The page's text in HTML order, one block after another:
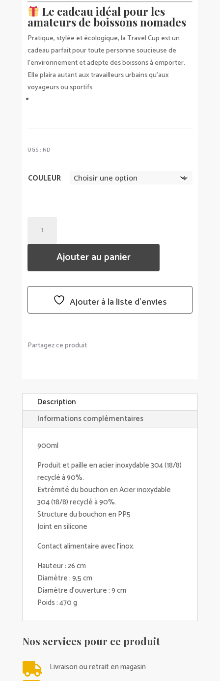
Le cadeau idéal pour les
amateurs de boissons nomades
Pratique, stylée et écologique, la Travel Cup est un
cadeau parfait pour toute personne soucieuse de
l’environnement et adepte des boissons à emporter.
Elle plaira autant aux travailleurs urbains qu’aux
voyageurs ou sportifs
UGS : ND
COULEUR
TRAVEL
ISOTHERME
-
QWETCH
Ajouter au panier
Ajouter à la liste d’envies
Partagez ce produit
Description
Informations complémentaires
900ml
Produit et paille en acier inoxydable 304 (18/8)
recyclé à 90%.
Extrémité du bouchon en Acier inoxydable
304 (18/8) recyclé à 90%.
Structure du bouchon en PP5
Joint en silicone
Contact alimentaire avec l'inox.
Hauteur : 26 cm
Diamètre : 9,5 cm
Diamètre d’ouverture : 9 cm
Poids : 470 g
Nos services pour ce produit
 Livraison ou retrait en magasin